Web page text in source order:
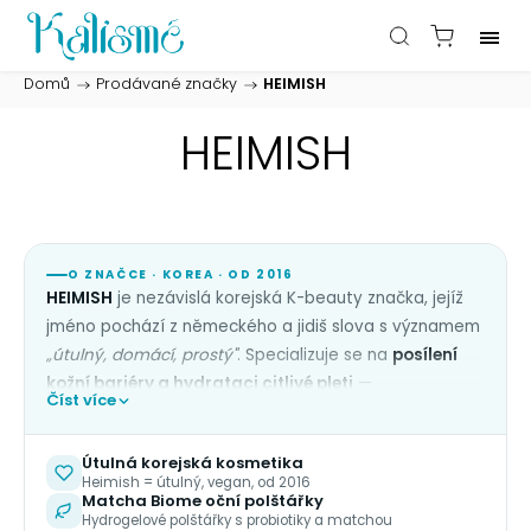
Domů / Prodávané značky / HEIMISH
HEIMISH
O ZNAČCE · KOREA · OD 2016
HEIMISH je nezávislá korejská K-beauty značka, jejíž
jméno pochází z německého a jidiš slova s významem
„útulný, domácí, prostý". Specializuje se na posílení
kožní bariéry a hydrataci citlivé pleti —
minimalistickou péči, která má fungovat každý den
bez podráždění.
Filozofie značky stojí na třech pilířích:
hydratace, klidná pleť. Formulace jsou veganské
Číst více
Útulná korejská kosmetika
Heimish = útulný, vegan, od 2016
Matcha Biome oční polštářky
Hydrogelové polštářky s probiotiky a matchou